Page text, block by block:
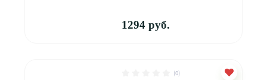
1294 руб.
(0)